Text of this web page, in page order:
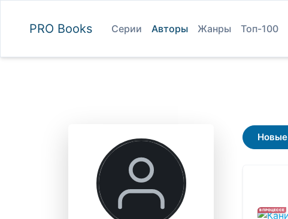
PRO Books Серии Авторы Жанры Топ-100
Новые
В ПРОЦЕССЕ